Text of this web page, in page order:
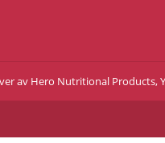
av Hero Nutritional Products,